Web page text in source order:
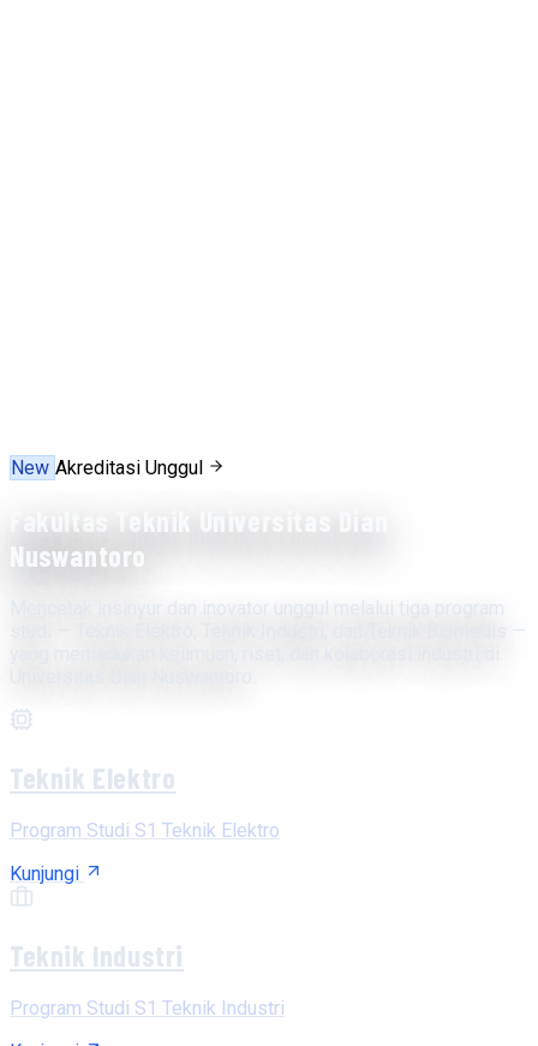
New Akreditasi Unggul
Fakultas Teknik Universitas Dian
Nuswantoro
Mencetak insinyur dan inovator unggul melalui tiga program
studi — Teknik Elektro, Teknik Industri, dan Teknik Biomedis —
Teknik Elektro
Program Studi S1 Teknik Elektro
Kunjungi
Teknik Industri
Program Studi S1 Teknik Industri